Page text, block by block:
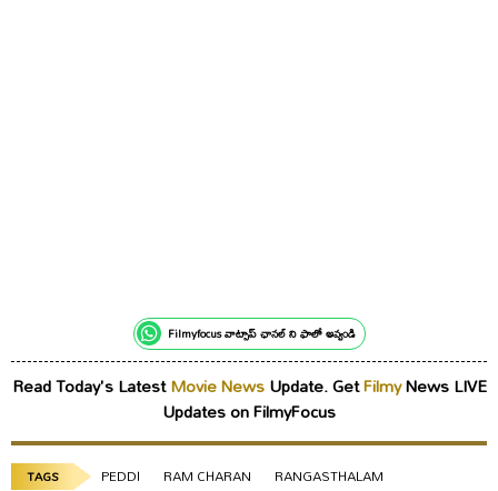
Filmyfocus వాట్సాప్ ఛానల్ ని ఫాలో అవ్వండి
Read Today's LatestMovie NewsUpdate. GetFilmyNews LIVE
Updates on FilmyFocus
TAGS PEDDI RAM CHARAN RANGASTHALAM